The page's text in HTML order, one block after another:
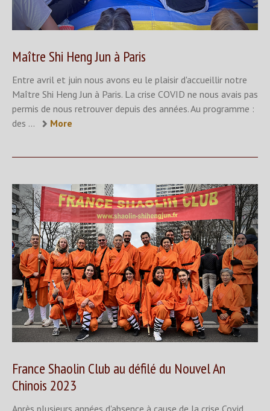
Maître Shi Heng Jun à Paris
Entre avril et juin nous avons eu le plaisir d'accueillir notre
Maître Shi Heng Jun à Paris. La crise COVID ne nous avais pas
permis de nous retrouver depuis des années. Au programme :
des ...
More
France Shaolin Club au défilé du Nouvel An
Chinois 2023